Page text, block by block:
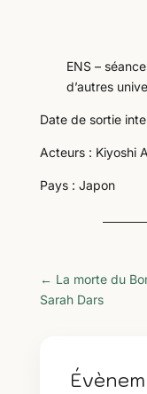
ENS –
d’autres
Date de sortie
Acteurs : Kiyoshi
Pays : Japon
← La morte du
Sarah Dars